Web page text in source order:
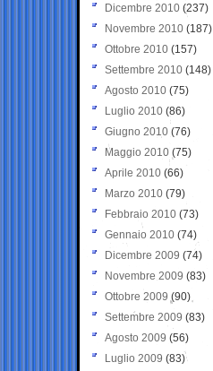
Dicembre 2010 (237)
Novembre 2010 (187)
Ottobre 2010 (157)
Settembre 2010 (148)
Agosto 2010 (75)
Luglio 2010 (86)
Giugno 2010 (76)
Maggio 2010 (75)
Aprile 2010 (66)
Marzo 2010 (79)
Febbraio 2010 (73)
Gennaio 2010 (74)
Dicembre 2009 (74)
Novembre 2009 (83)
Ottobre 2009 (90)
Settembre 2009 (83)
Agosto 2009 (56)
Luglio 2009 (83)